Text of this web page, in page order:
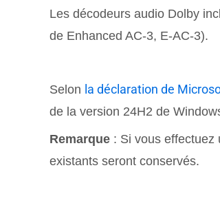
Les décodeurs audio Dolby
de Enhanced AC-3, E-AC-3).
Selon la déclaration de
de la version 24H2 de
Remarque : Si vous effectuez
existants seront conservés.